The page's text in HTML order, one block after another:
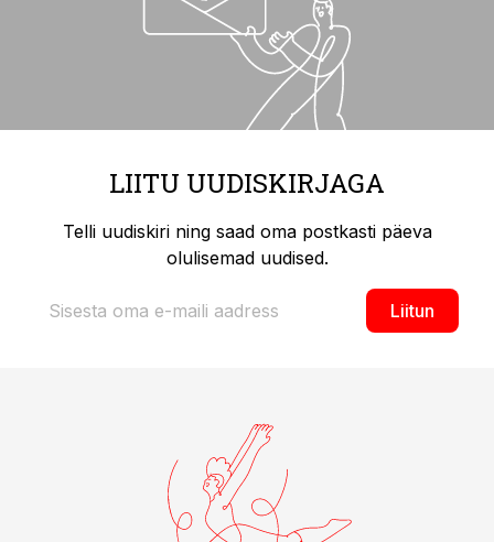
LIITU UUDISKIRJAGA
Telli uudiskiri ning saad oma postkasti päeva
olulisemad uudised.
Liitun